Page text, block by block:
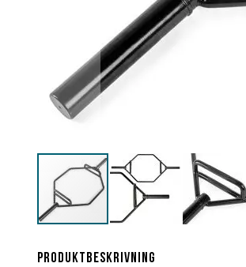
början
Produktbeskrivning